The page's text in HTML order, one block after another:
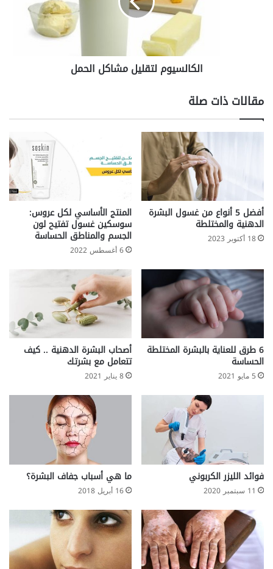
ل
ي
ل
ك
ا
ل
ح
الكالسيوم لتقليل مشاكل الحمل
مقالات ذات صلة
أفضل 5 أنواع من غسول البشرة
الدهنية والمختلطة
18 أكتوبر 2023
المنتج الأساسي لكل عروس:
سوسكين غسول تفتيح لون
الجسم والمناطق الحساسة
6 أغسطس 2022
6 طرق للعناية بالبشرة المختلطة
الحساسة
5 مايو 2021
أصحاب البشرة الدهنية .. كيف
تتعامل مع بشرتك
8 يناير 2021
فوائد الليزر الكربوني
11 سبتمبر 2020
ما هي أسباب جفاف البشرة؟
16 أبريل 2018